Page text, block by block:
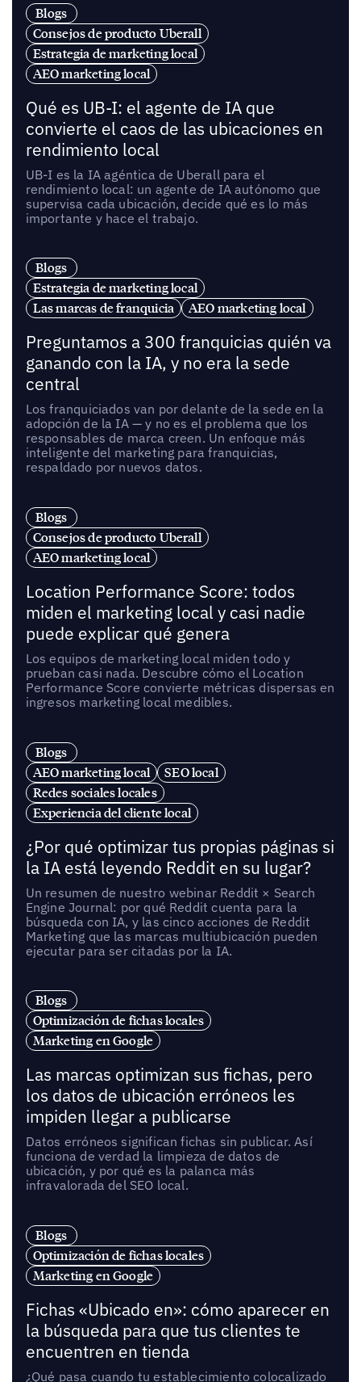
Blogs
Consejos de producto Uberall
Estrategia de marketing local
AEO marketing local
Qué es UB-I: el agente de IA que
convierte el caos de las ubicaciones en
rendimiento local
UB-I es la IA agéntica de Uberall para el
rendimiento local: un agente de IA autónomo que
supervisa cada ubicación, decide qué es lo más
importante y hace el trabajo.
Blogs
Estrategia de marketing local
Las marcas de franquicia
AEO marketing local
Preguntamos a 300 franquicias quién va
ganando con la IA, y no era la sede
central
Los franquiciados van por delante de la sede en la
adopción de la IA — y no es el problema que los
responsables de marca creen. Un enfoque más
inteligente del marketing para franquicias,
respaldado por nuevos datos.
Blogs
Consejos de producto Uberall
AEO marketing local
Location Performance Score: todos
miden el marketing local y casi nadie
puede explicar qué genera
Los equipos de marketing local miden todo y
prueban casi nada. Descubre cómo el Location
Performance Score convierte métricas dispersas en
ingresos marketing local medibles.
Blogs
AEO marketing local
SEO local
Redes sociales locales
Experiencia del cliente local
¿Por qué optimizar tus propias páginas si
la IA está leyendo Reddit en su lugar?
Un resumen de nuestro webinar Reddit × Search
Engine Journal: por qué Reddit cuenta para la
búsqueda con IA, y las cinco acciones de Reddit
Marketing que las marcas multiubicación pueden
ejecutar para ser citadas por la IA.
Blogs
Optimización de fichas locales
Marketing en Google
Las marcas optimizan sus fichas, pero
los datos de ubicación erróneos les
impiden llegar a publicarse
Datos erróneos significan fichas sin publicar. Así
funciona de verdad la limpieza de datos de
ubicación, y por qué es la palanca más
infravalorada del SEO local.
Blogs
Optimización de fichas locales
Marketing en Google
Fichas «Ubicado en»: cómo aparecer en
la búsqueda para que tus clientes te
encuentren en tienda
¿Qué pasa cuando tu establecimiento colocalizado